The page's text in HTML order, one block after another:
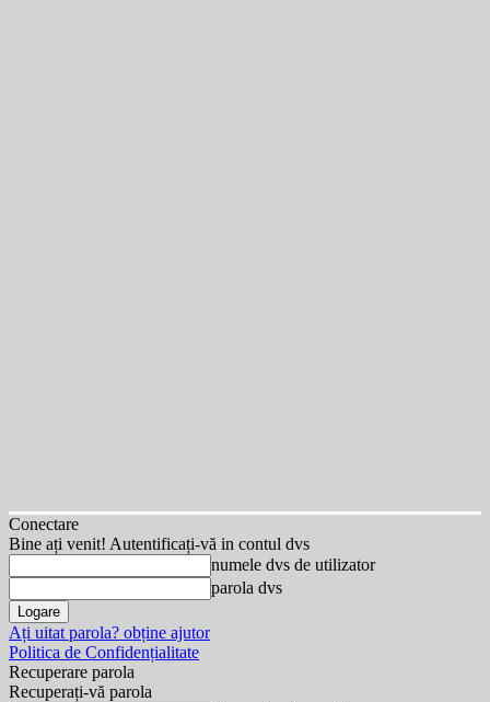
Conectare
Bine ați venit! Autentificați-vă in contul dvs
numele dvs de utilizator
parola dvs
Ați uitat parola? obține ajutor
Politica de Confidențialitate
Recuperare parola
Recuperați-vă parola